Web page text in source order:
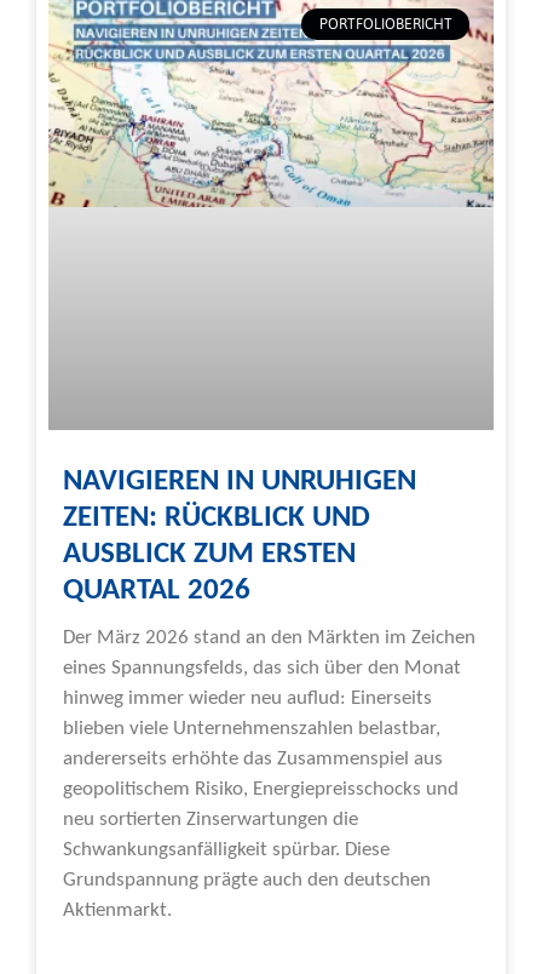
PORTFOLIOBERICHT
NAVIGIEREN IN UNRUHIGEN
ZEITEN: RÜCKBLICK UND
AUSBLICK ZUM ERSTEN
QUARTAL 2026
Der März 2026 stand an den Märkten im Zeichen
eines Spannungsfelds, das sich über den Monat
hinweg immer wieder neu auflud: Einerseits
blieben viele Unternehmenszahlen belastbar,
andererseits erhöhte das Zusammenspiel aus
geopolitischem Risiko, Energiepreisschocks und
neu sortierten Zinserwartungen die
Schwankungsanfälligkeit spürbar. Diese
Grundspannung prägte auch den deutschen
Aktienmarkt.